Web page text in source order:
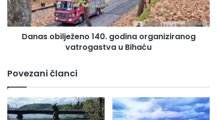
u
Bihaću
Danas obilježeno 140. godina organiziranog
vatrogastva u Bihaću
Povezani članci